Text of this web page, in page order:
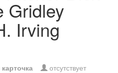
Gridley
Irving
карточка отсутствует